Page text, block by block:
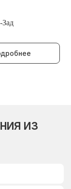
из